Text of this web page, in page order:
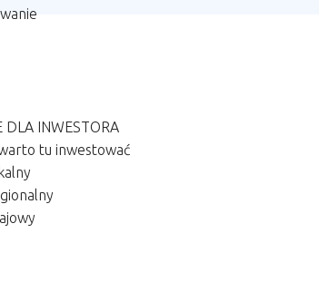
DLA INWESTORA
tu inwestować